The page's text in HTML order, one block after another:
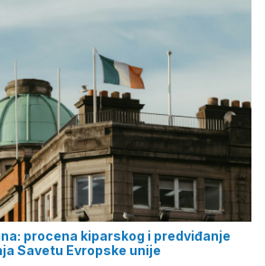
procena kiparskog i predviđanje
Savetu Evropske unije